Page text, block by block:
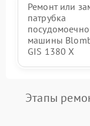
Ремонт или
патрубка
машины
GIS 1380 X
Этапы